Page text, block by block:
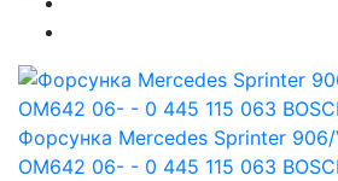
Форсунка Mercedes Sprinter
OM642 06- - 0 445 115 063